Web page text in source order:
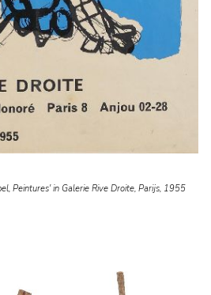
Peintures' in Galerie Rive Droite, Parijs, 1955